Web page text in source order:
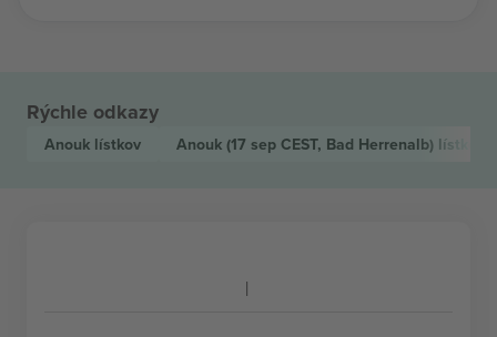
Rýchle odkazy
Anouk lístkov Anouk (17 sep CEST, Bad Herrenalb) lístkov